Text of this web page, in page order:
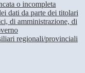
o incompleta
dati da parte dei titolari
di amministrazione, di
regionali/provinciali